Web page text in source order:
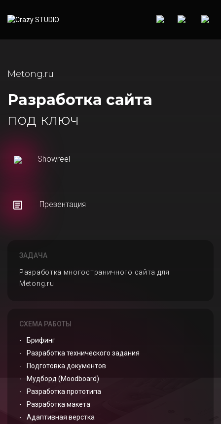
Metong.ru
Разработка сайта
под ключ
Showreel
Презентация
ЗАДАЧА
Разработка многостраничного сайта для
Metong.ru
СХЕМА РАБОТЫ
Брифинг
Разработка технического задания
Подготовка документов
Мудборд (Moodboard)
Разработка прототипа
Разработка макета
Адаптивная верстка